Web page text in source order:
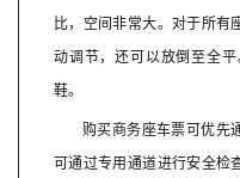
比，空间非常大。对于所有
动调节，还可以放倒至全
鞋。
购买商务座车票可优先
可通过专用通道进行安全检